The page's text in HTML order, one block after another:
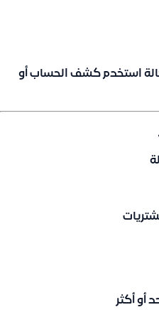
استخدم كشف الحساب أو
أو أكثر